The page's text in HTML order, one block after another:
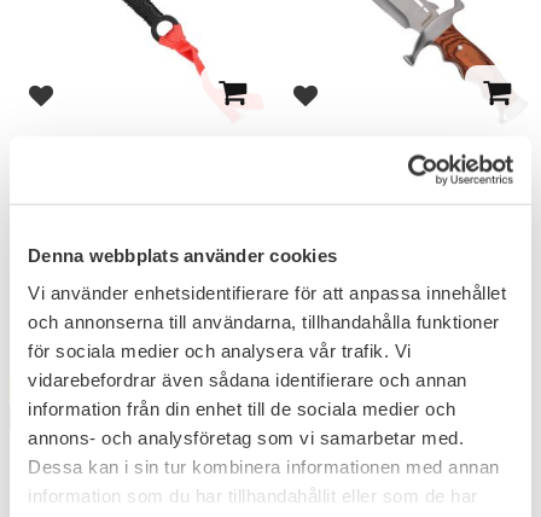
Denna webbplats använder cookies
Vi använder enhetsidentifierare för att anpassa innehållet
och annonserna till användarna, tillhandahålla funktioner
för sociala medier och analysera vår trafik. Vi
vidarebefordrar även sådana identifierare och annan
information från din enhet till de sociala medier och
annons- och analysföretag som vi samarbetar med.
Dessa kan i sin tur kombinera informationen med annan
information som du har tillhandahållit eller som de har
Lägg till i favoriter
Sex knivar med en totallängd på
299KR
Lägg till i favoriter
Haller Bowie Kniv
Bladlängd på 23,5 cm.
599KR
FAVORIT
PAKET